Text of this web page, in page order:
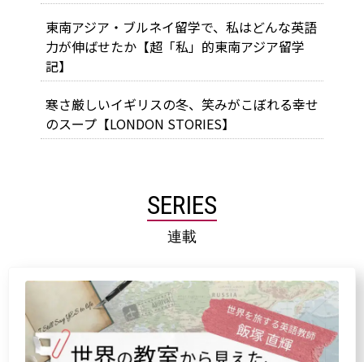
東南アジア・ブルネイ留学で、私はどんな英語
力が伸ばせたか【超「私」的東南アジア留学
記】
寒さ厳しいイギリスの冬、笑みがこぼれる幸せ
のスープ【LONDON STORIES】
SERIES
連載